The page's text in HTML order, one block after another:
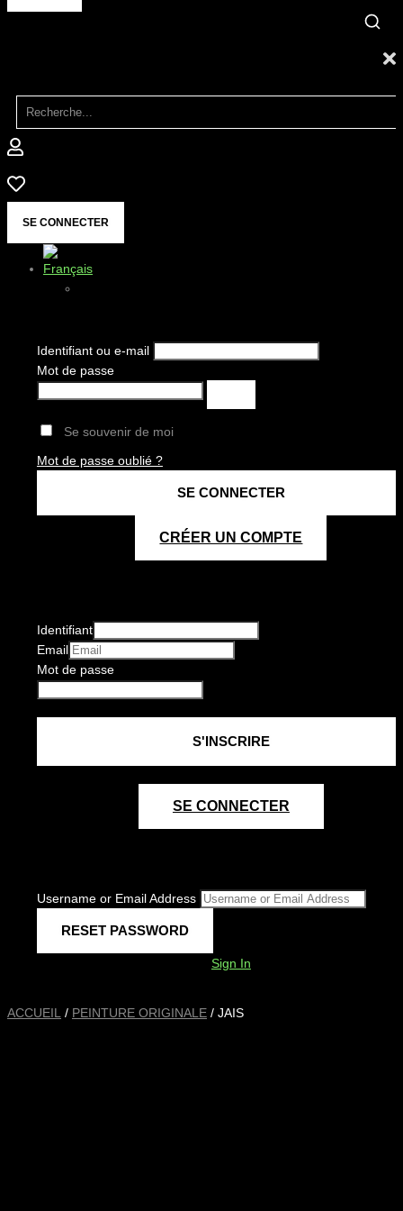
SE CONNECTER
Identifiant ou e-mail
Mot de passe
Se souvenir de moi
Mot de passe oublié ?
CRÉER UN COMPTE
Identifiant
Email
Mot de passe
SE CONNECTER
Username or Email Address
Sign In
ACCUEIL / PEINTURE ORIGINALE / JAIS